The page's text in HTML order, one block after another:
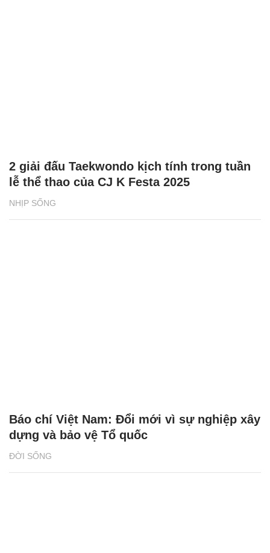
NHỊP SỐNG
2 giải đấu Taekwondo kịch tính trong tuần
lễ thể thao của CJ K Festa 2025
ĐỜI SỐNG
Báo chí Việt Nam: Đổi mới vì sự nghiệp xây
dựng và bảo vệ Tổ quốc